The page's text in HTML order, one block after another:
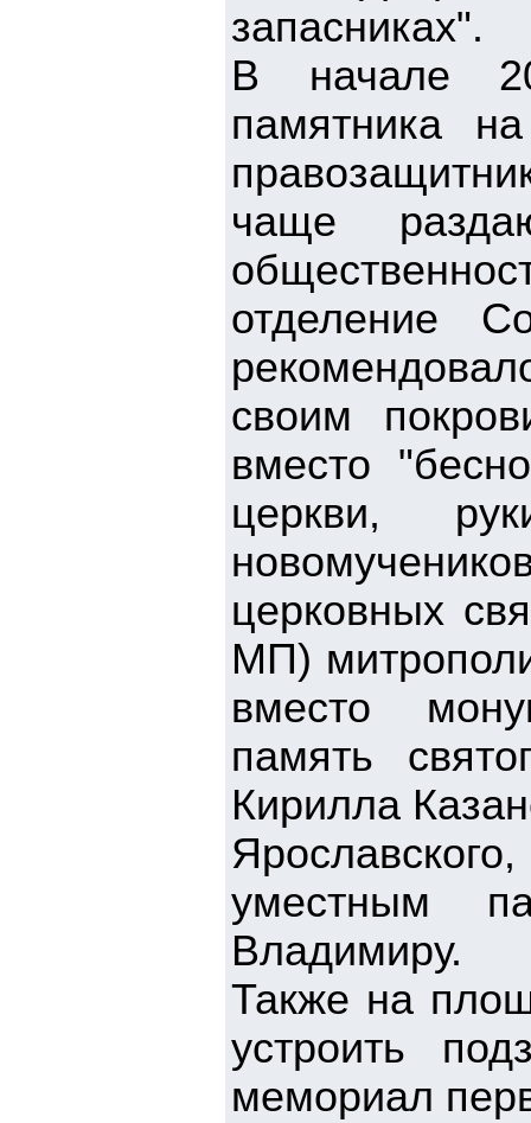
запасниках".
В начале
памятника
чаще
отделение
своим
вместо
церкви,
церковных
МП)
вместо
память
Кирилла
уместным
Владимиру.
Также на
устроить
мемориал